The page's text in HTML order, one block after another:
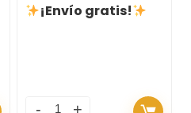
¡Envío gratis!